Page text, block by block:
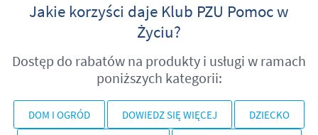
Jakie korzyści daje Klub PZU Pomoc w
Życiu?
Dostęp do rabatów na produkty i usługi w ramach
poniższych kategorii:
DOM I OGRÓD DOWIEDZ SIĘ WIĘCEJ DZIECKO